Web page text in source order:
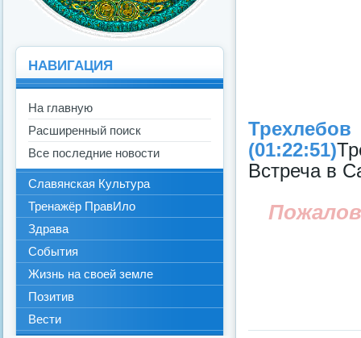
(01:22:51)
Встреча в
НАВИГАЦИЯ
На главную
Расширенный поиск
Все последние новости
Славянская Культура
Тренажёр ПравИло
Здрава
События
Жизнь на своей земле
Позитив
Вести